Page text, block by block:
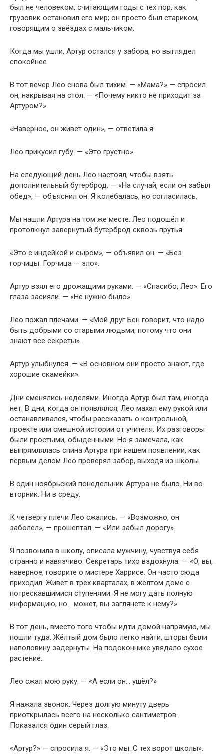
был не человеком, считающим годы с тех пор, как
грузовик остановил его мир; он просто был стариком,
говорящим о звёздах с мальчиком.
Когда мы ушли, Артур остался у забора, но выглядел
спокойнее.
В тот вечер Лео снова был тихим. — «Мама?» — спросил
он, накрывая на стол. — «Почему никто не приходит за
Артуром?»
«Наверное, он живёт один», — ответила я.
Лео прикусил губу. — «Это грустно».
На следующий день Лео настоял, чтобы взять
дополнительный бутерброд. — «На случай, если он забыл
обед», — объяснил он. Я колебалась, но согласилась.
Мы нашли Артура на том же месте. Лео подошёл и
протолкнул завернутый бутерброд сквозь прутья.
«Это с индейкой и сыром», — объявил он. — «Без
горчицы. Горчица — зло».
Артур взял его дрожащими руками. — «Спасибо, Лео». Его
глаза засияли. — «Не нужно было».
Лео пожал плечами. — «Мой друг Бен говорит, что надо
быть добрыми со старыми людьми, потому что они
знают все секреты».
Артур улыбнулся. — «В основном они просто знают, где
хорошие скамейки».
Дни сменялись неделями. Иногда Артур был там, иногда
нет. В дни, когда он появлялся, Лео махал ему рукой или
останавливался, чтобы рассказать о контрольной,
проекте или смешной истории от учителя. Их разговоры
были простыми, обыденными. Но я замечала, как
выпрямлялась спина Артура при нашем появлении, как
первым делом Лео проверял забор, выходя из школы.
В один ноябрьский понедельник Артура не было. Ни во
вторник. Ни в среду.
К четвергу плечи Лео сжались. — «Возможно, он
заболел», — прошептал. — «Или забыл дорогу».
Я позвонила в школу, описала мужчину, чувствуя себя
странно и навязчиво. Секретарь тихо вздохнула. — «О, вы,
наверное, говорите о мистере Харрисе. Он часто сюда
приходил. Живёт в трёх кварталах, в жёлтом доме с
потрескавшимися ступенями. Я не могу дать полную
информацию, но… может, вы заглянете к нему?»
В тот день, вместо того чтобы идти домой напрямую, мы
пошли туда. Жёлтый дом было легко найти, шторы были
наполовину задернуты. На подоконнике увядало сухое
растение.
Лео сжал мою руку. — «А если он… ушёл?»
Я нажала звонок. Через долгую минуту дверь
приоткрылась всего на несколько сантиметров.
Показался один серый глаз.
«Артур?» — спросила я. — «Это мы. С тех ворот школы».